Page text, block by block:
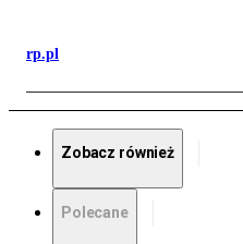
rp.pl
Zobacz również
Polecane